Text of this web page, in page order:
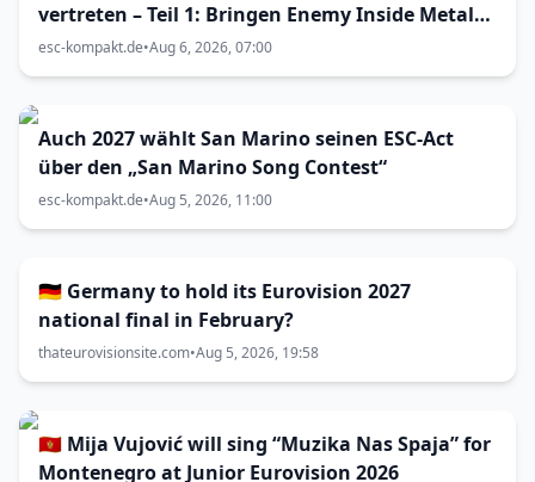
vertreten – Teil 1: Bringen Enemy Inside Metal
zum Vorentscheid?
esc-kompakt.de•Aug 6, 2026, 07:00
Auch 2027 wählt San Marino seinen ESC-Act
über den „San Marino Song Contest“
esc-kompakt.de•Aug 5, 2026, 11:00
🇩🇪 Germany to hold its Eurovision 2027
national final in February?
thateurovisionsite.com•Aug 5, 2026, 19:58
🇲🇪 Mija Vujović will sing “Muzika Nas Spaja” for
Montenegro at Junior Eurovision 2026